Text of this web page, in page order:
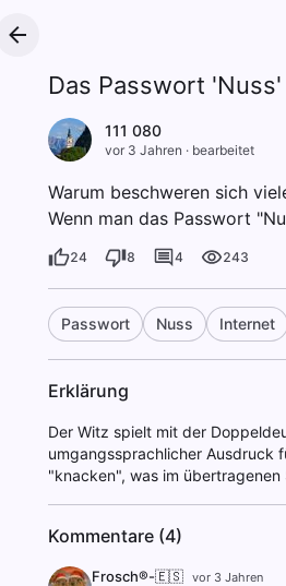
Das Passwort 'Nuss'
111 080
vor 3 Jahren · bearbeitet
Warum beschweren sich
Wenn man das Passwort
24 8 4 243
Passwort Nuss Internet
Erklärung
Der Witz spielt mit der
umgangssprachlicher Ausdruck
"knacken", was im
Kommentare (4)
Frosch®-🇪🇸 vor 3 Jahren